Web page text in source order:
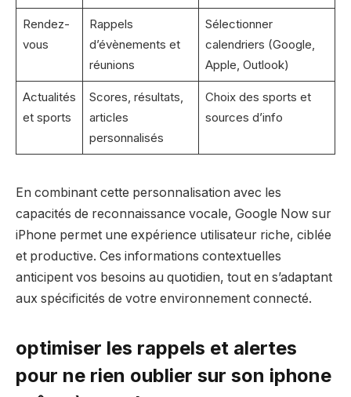
Rendez-
vous
Rappels
d’évènements et
réunions
Sélectionner
calendriers (Google,
Apple, Outlook)
Actualités
et sports
Scores, résultats,
articles
personnalisés
Choix des sports et
sources d’info
En combinant cette personnalisation avec les
capacités de reconnaissance vocale, Google Now sur
iPhone permet une expérience utilisateur riche, ciblée
et productive. Ces informations contextuelles
anticipent vos besoins au quotidien, tout en s’adaptant
aux spécificités de votre environnement connecté.
optimiser les rappels et alertes
pour ne rien oublier sur son iphone